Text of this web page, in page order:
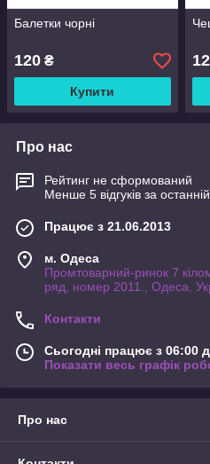
Балетки чорні
120 ₴
Купити
Про нас
Рейтинг не сформований
Менше 5 відгуків за останній
Працює з 21.06.2013
м. Одеса
Промтоварний-ринок 7
ряд, номер 2011., Одеса,
Контакти
Сьогодні працює з 06:00
Показати весь графік
Про нас